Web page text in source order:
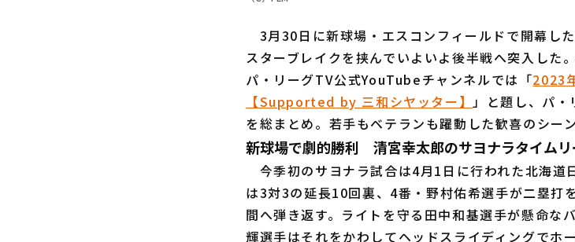
3月30日に新球場・エスコンフィールドで開幕し
スターブレイクを挟んでいよいよ後半戦へ突入した
パ・リーグTV公式YouTubeチャンネルでは「2023
【Supported by 三和シヤッター】」と題し、パ
を総まとめ。若手もベテランも躍動した歓喜のシー
新球場で劇的勝利 清宮幸太郎のサヨナラタイムリ
今季初のサヨナラ試合は4月1日に行われた北海道
は3対3の延長10回裏、4番・野村佑希選手が二塁打
間へ弾き返す。ライトを守る田中和基選手が懸命な
輝選手はそれをかわしてヘッドスライディングでホ